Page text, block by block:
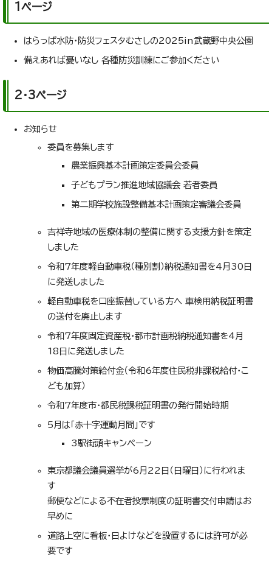
1ページ
はらっぱ水防・防災フェスタむさしの2025in武蔵野中央公園
備えあれば憂いなし 各種防災訓練にご参加ください
2・3ページ
お知らせ
委員を募集します
農業振興基本計画策定委員会委員
子どもプラン推進地域協議会 若者委員
第二期学校施設整備基本計画策定審議会委員
吉祥寺地域の医療体制の整備に関する支援方針を策定
しました
令和7年度軽自動車税（種別割）納税通知書を4月30日
に発送しました
軽自動車税を口座振替している方へ 車検用納税証明書
の送付を廃止します
令和7年度固定資産税・都市計画税納税通知書を4月
18日に発送しました
物価高騰対策給付金（令和6年度住民税非課税給付・こ
ども加算）
令和7年度市・都民税課税証明書の発行開始時期
5月は「赤十字運動月間」です
3駅街頭キャンペーン
東京都議会議員選挙が6月22日（日曜日）に行われま
す
郵便などによる不在者投票制度の証明書交付申請はお
早めに
道路上空に看板・日よけなどを設置するには許可が必
要です